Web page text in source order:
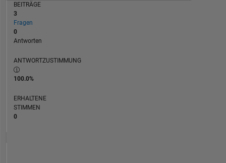
BEITRÄGE
3
Fragen
0
Antworten
ANTWORTZUSTIMMUNG
100.0%
ERHALTENE
STIMMEN
0